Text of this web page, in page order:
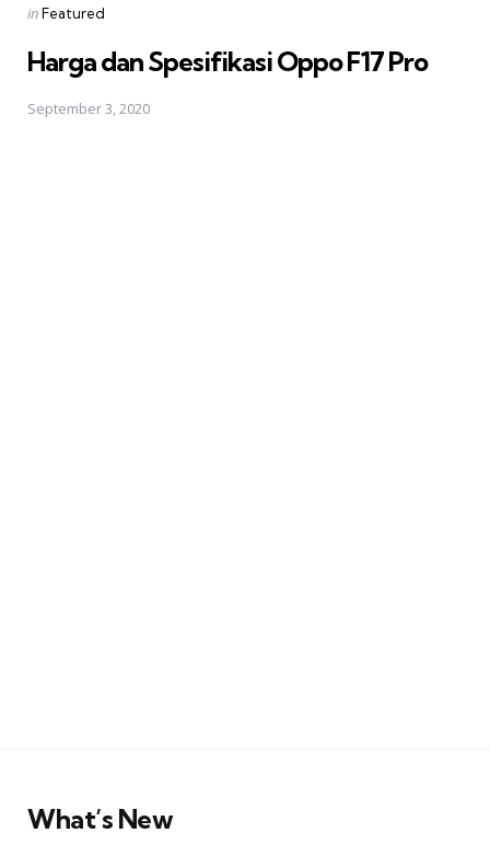
Posted
inFeatured
Harga dan Spesifikasi Oppo F17 Pro
September 3, 2020
What’s New